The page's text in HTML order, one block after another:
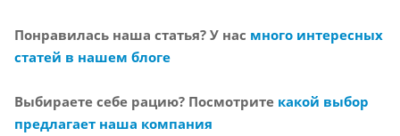
Понравилась наша статья? У нас много интересных
статей в нашем блоге
Выбираете себе рацию? Посмотрите какой выбор
предлагает наша компания